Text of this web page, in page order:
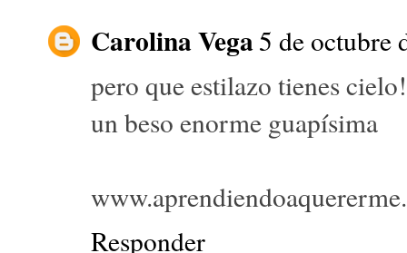
Carolina Vega5 de octubre
pero que estilazo tienes
un beso enorme guapísima
Responder